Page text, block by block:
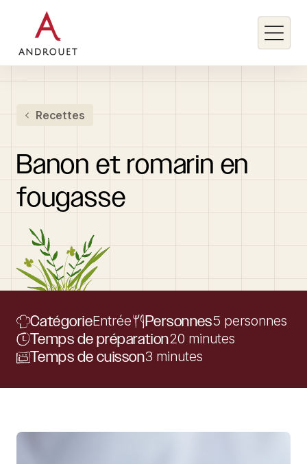
Rechercher un mot clé
Recettes
Banon et romarin en
fougasse
CatégorieEntrée Personnes5 personnes
Temps de préparation20 minutes
Temps de cuisson3 minutes